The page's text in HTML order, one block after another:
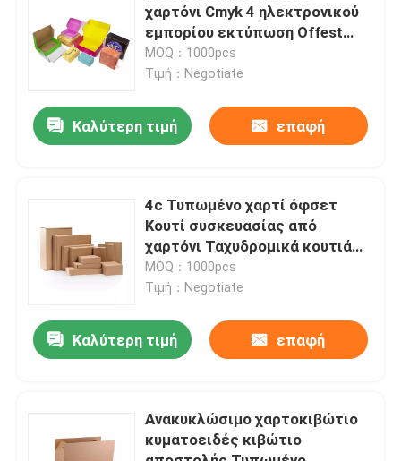
Επαφές
Προϊόντα
Εκτύπωση βιβλίων χρωματισμού
Εκτύπωση βιβλίων εικόνων
Εκτύπωση σημειωματάριων Hardcover
Υπηρεσίες εκτύπωσης βιβλίων κειμένων
χαρτόνι Cmyk 4 ηλεκτρονικού
εμπορίου εκτύπωση Offest
χρώματος
MOQ：1000pcs
Τιμή：Negotiate
Καλύτερη τιμή επαφή
4c Τυπωμένο χαρτί όφσετ
Κουτί συσκευασίας από
χαρτόνι Ταχυδρομικά κουτιά
αποστολής
MOQ：1000pcs
Τιμή：Negotiate
Καλύτερη τιμή επαφή
Ανακυκλώσιμο χαρτοκιβώτιο
κυματοειδές κιβώτιο